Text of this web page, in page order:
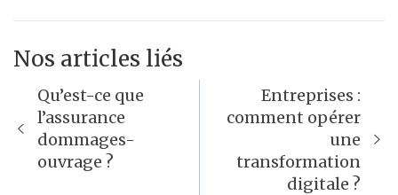
Nos articles liés
Navigation
de
l’article
Qu’est-ce que
l’assurance
dommages-
ouvrage ?
Entreprises :
comment opérer
une
transformation
digitale ?